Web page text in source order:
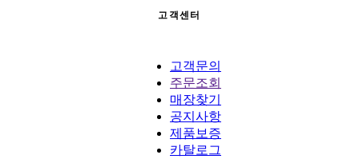
고객센터
고객문의
주문조회
매장찾기
공지사항
제품보증
카탈로그